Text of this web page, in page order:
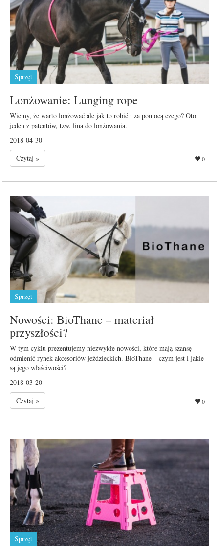
Sprzęt
Lonżowanie: Lunging rope
Wiemy, że warto lonżować ale jak to robić i za pomocą czego? Oto
jeden z patentów, tzw. lina do lonżowania.
2018-04-30
Czytaj »
0
Sprzęt
Nowości: BioThane – materiał
przyszłości?
W tym cyklu prezentujemy niezwykłe nowości, które mają szansę
odmienić rynek akcesoriów jeździeckich. BioThane – czym jest i jakie
są jego właściwości?
2018-03-20
Czytaj »
0
Sprzęt